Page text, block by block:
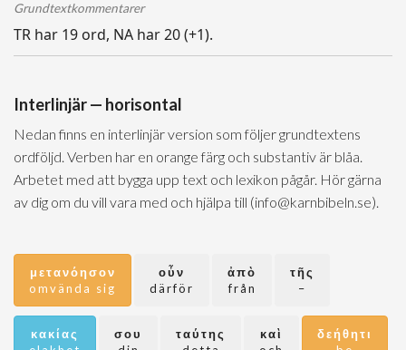
Grundtextkommentarer
TR har 19 ord, NA har 20 (+1).
Interlinjär — horisontal
Nedan finns en interlinjär version som följer grundtextens
ordföljd. Verben har en orange färg och substantiv är blåa.
Arbetet med att bygga upp text och lexikon pågår. Hör gärna
av dig om du vill vara med och hjälpa till (info@karnbibeln.se).
μετανόησον
omvända sig
οὖν
därför
ἀπὸ
från
τῆς
–
κακίας
σου
ταύτης
καὶ
δεήθητι